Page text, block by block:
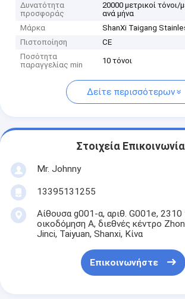
Δυνατότητα
προσφοράς
20000 μετρικοί τόνοι/
ανά μήνα
Μάρκα
ShanXi Taigang
Πιστοποίηση
CE
Ποσότητα
παραγγελίας min
10 τόνοι
Δείτε περισσότερων
Στοιχεία
Mr. Johnny
13395131255
Αίθουσα g001-α, αριθ. G001e,
οικοδόμηση Α, διεθνές κέντρο
Jinci, Taiyuan, Shanxi, Κίνα
Επικοινωνήστε